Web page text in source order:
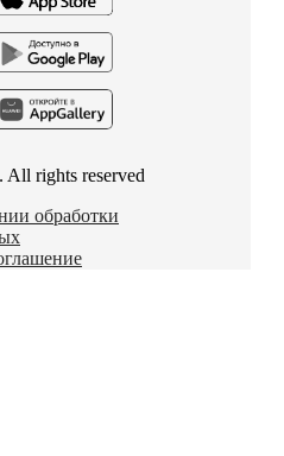
. All rights reserved
обработки